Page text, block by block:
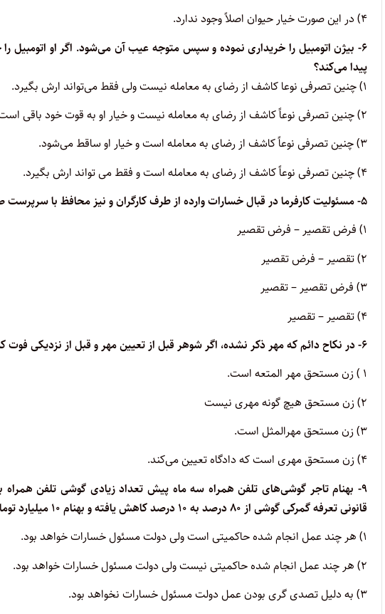
۴) در این صورت خیار حیوان اصلاً وجود ندارد.
۶- بیژن اتومبیل را خریداری نموده و سپس متوجه عیب آن می‌شود. اگر او
پیدا می‌کند؟
۱) چنین تصرفی نوعا کاشف از رضای به معامله نیست ولی فقط می‌تواند ارش بگیرد.
۲) چنین تصرفی نوعاً کاشف از رضای به معامله نیست و خیار او به قوت خود باقی است.
۳) چنین تصرفی نوعاً کاشف از رضای به معامله است و خیار او ساقط می‌شود.
۴) چنین تصرفی نوعاً کاشف از رضای به معامله است و فقط می تواند ارش بگیرد.
۵- مسئولیت کارفرما در قبال خسارات وارده از طرف کارگران و نیز محافظ با سرپرست صغیر و مجنون به ترتیب مبتنی بر کدام مورد است؟
۱) فرض تقصیر – فرض تقصیر
۲) تقصیر – فرض تقصیر
۳) فرض تقصیر – تقصیر
۴) تقصیر – تقصیر
۶- در نکاح دائم که مهر ذکر نشده، اگر شوهر قبل از تعیین مهر و قبل از نزدیکی فوت کند. حکم مسئله چیست؟
۱ ) زن مستحق مهر المتعه است.
۲) زن مستحق هیچ گونه مهری نیست
۳) زن مستحق مهرالمثل است.
۴) زن مستحق مهری است که دادگاه تعیین می‌کند.
قانونی تعرفه گمرکی گوشی از ۸۰ درصد به ۱۰ درصد کاهش یافته و بهنام ۱۰ میلیارد تومان ضرر می‌کند کدام مورد در این خصوص صحیح است؟
۱) هر چند عمل انجام شده حاکمیتی است ولی دولت مسئول خسارات خواهد بود.
۲) هر چند عمل انجام شده حاکمیتی نیست ولی دولت مسئول خسارات خواهد بود.
۳) به دلیل تصدی گری بودن عمل دولت مسئول خسارات نخواهد بود.